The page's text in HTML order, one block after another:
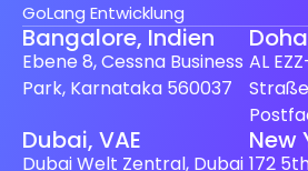
GoLang Entwicklung
Bangalore, Indien
Ebene 8, Cessna Business
Park, Karnataka 560037
AL
Dubai, VAE
Dubai Welt Zentral, Dubai
New
172
Spanish (Spain)